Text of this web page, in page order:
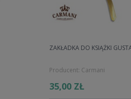
ZAKŁADKA DO KSIĄŻKI
Producent: Carmani
35,00 ZŁ